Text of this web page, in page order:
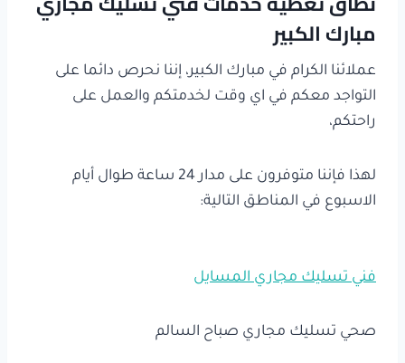
مبارك الكبير
عملائنا الكرام في مبارك الكبير، إننا نحرص دائما على
التواجد معكم في اي وقت لخدمتكم والعمل على
راحتكم،
لهذا فإننا متوفرون على مدار 24 ساعة طوال أيام
الاسبوع في المناطق التالية:
فني تسليك مجاري المسايل
صحي تسليك مجاري صباح السالم